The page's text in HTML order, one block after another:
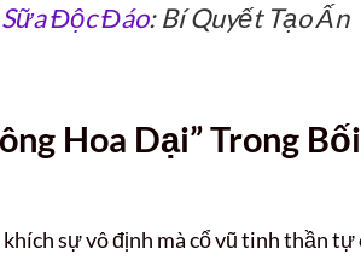
Sữa Độc Đáo: Bí Quyết Tạo Ấn
Hoa Dại” Trong Bối
sự vô định mà cổ vũ tinh thần tự